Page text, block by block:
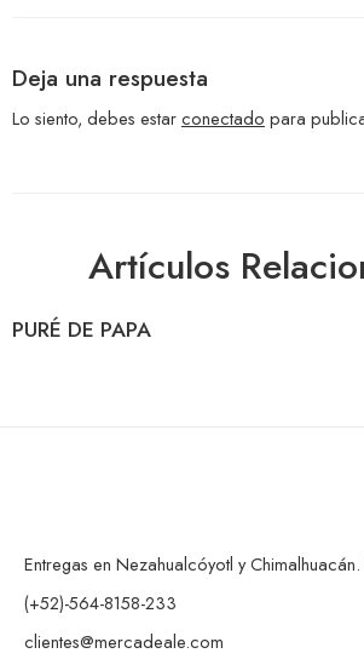
Deja una respuesta
Lo siento, debes estarconectado para
Artículos
PURÉ DE PAPA
Entregas en Nezahualcóyotl y
(+52)-564-8158-233
clientes@mercadeale.com